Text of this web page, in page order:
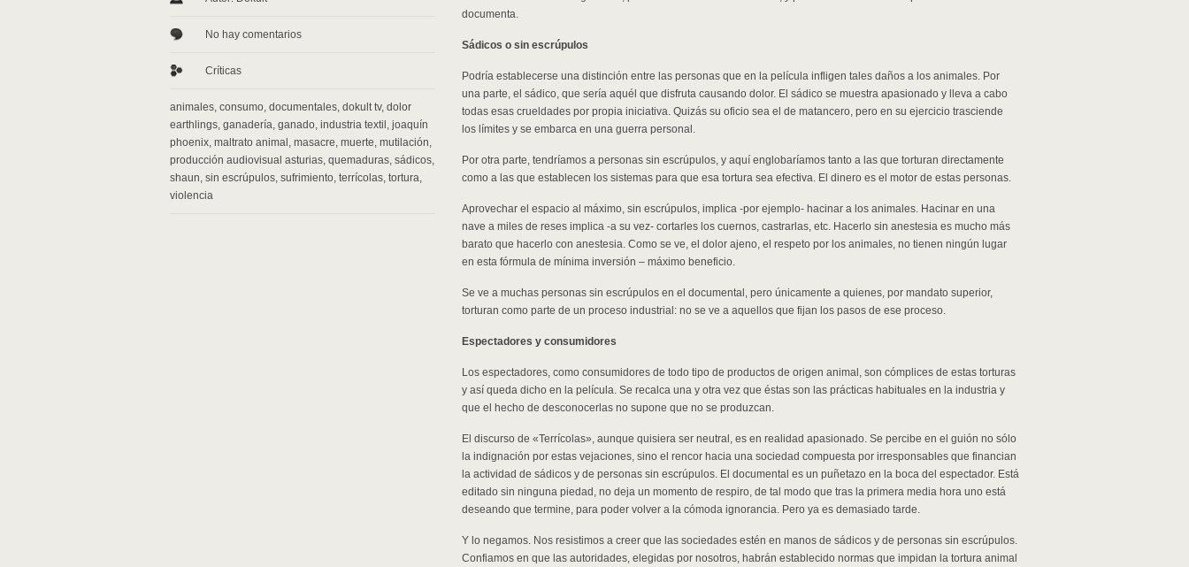
No hay comentarios
Críticas
animales, consumo, documentales, dokult tv, dolor
earthlings, ganadería, ganado, industria textil , joaquín
phoenix, maltrato animal , masacre, muerte, mutilación,
producción audiovisual asturias, quemaduras, sádicos,
shaun, sin escrúpulos, sufrimiento, terrícolas, tortura,
violencia
documenta.
Sádicos o sin escrúpulos
Podría establecerse una distinción entre las personas que en la película infligen tales daños a los animales. Por
una parte, el sádico, que sería aquél que disfruta causando dolor. El sádico se muestra apasionado y lleva a cabo
todas esas crueldades por propia iniciativa. Quizás su oficio sea el de matancero, pero en su ejercicio trasciende
los límites y se embarca en una guerra personal.
Por otra parte, tendríamos a personas sin escrúpulos, y aquí englobaríamos tanto a las que torturan directamente
como a las que establecen los sistemas para que esa tortura sea efectiva. El dinero es el motor de estas personas.
Aprovechar el espacio al máximo, sin escrúpulos, implica -por ejemplo- hacinar a los animales. Hacinar en una
nave a miles de reses implica -a su vez- cortarles los cuernos, castrarlas, etc. Hacerlo sin anestesia es mucho más
barato que hacerlo con anestesia. Como se ve, el dolor ajeno, el respeto por los animales, no tienen ningún lugar
en esta fórmula de mínima inversión – máximo beneficio.
Se ve a muchas personas sin escrúpulos en el documental, pero únicamente a quienes, por mandato superior,
torturan como parte de un proceso industrial: no se ve a aquellos que fijan los pasos de ese proceso.
Espectadores y consumidores
Los espectadores, como consumidores de todo tipo de productos de origen animal, son cómplices de estas torturas
y así queda dicho en la película. Se recalca una y otra vez que éstas son las prácticas habituales en la industria y
que el hecho de desconocerlas no supone que no se produzcan.
El discurso de «Terrícolas», aunque quisiera ser neutral, es en realidad apasionado. Se percibe en el guión no sólo
la indignación por estas vejaciones, sino el rencor hacia una sociedad compuesta por irresponsables que financian
la actividad de sádicos y de personas sin escrúpulos. El documental es un puñetazo en la boca del espectador. Está
editado sin ninguna piedad, no deja un momento de respiro, de tal modo que tras la primera media hora uno está
deseando que termine, para poder volver a la cómoda ignorancia. Pero ya es demasiado tarde.
Y lo negamos. Nos resistimos a creer que las sociedades estén en manos de sádicos y de personas sin escrúpulos.
Confiamos en que las autoridades, elegidas por nosotros, habrán establecido normas que impidan la tortura animal